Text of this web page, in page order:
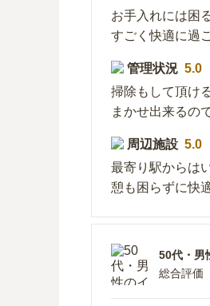
お手入れには困
すごく快適に過
管理状況 5.0
掃除もして頂け
まかせ出来るの
周辺施設 5.0
最寄り駅からは
憩も困らずに快
50代 ・ 男
総合評価